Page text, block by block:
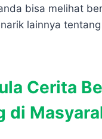
bisa melihat
lainnya
Cerita
di